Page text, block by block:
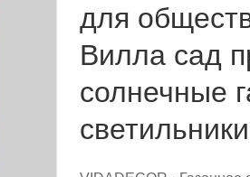
для
Вилла сад
солнечные
светильники